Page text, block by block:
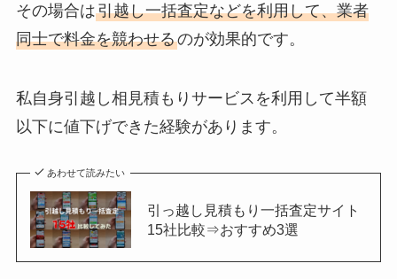
その場合は引越し一括査定などを利用して、業者
同士で料金を競わせるのが効果的です。
私自身引越し相見積もりサービスを利用して半額
以下に値下げできた経験があります。
あわせて読みたい
引っ越し見積もり一括査定サイト
15社比較⇒おすすめ3選